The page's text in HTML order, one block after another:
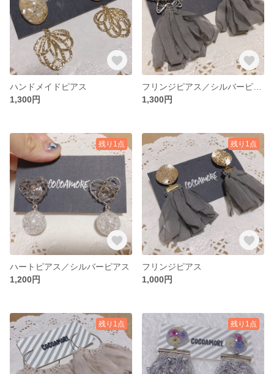
ハンドメイドピアス
1,300円
1,300円
残り1点
ハートピアス／シルバーピアス
1,200円
残り1点
フリンジピアス
1,000円
残り1点 残り1点